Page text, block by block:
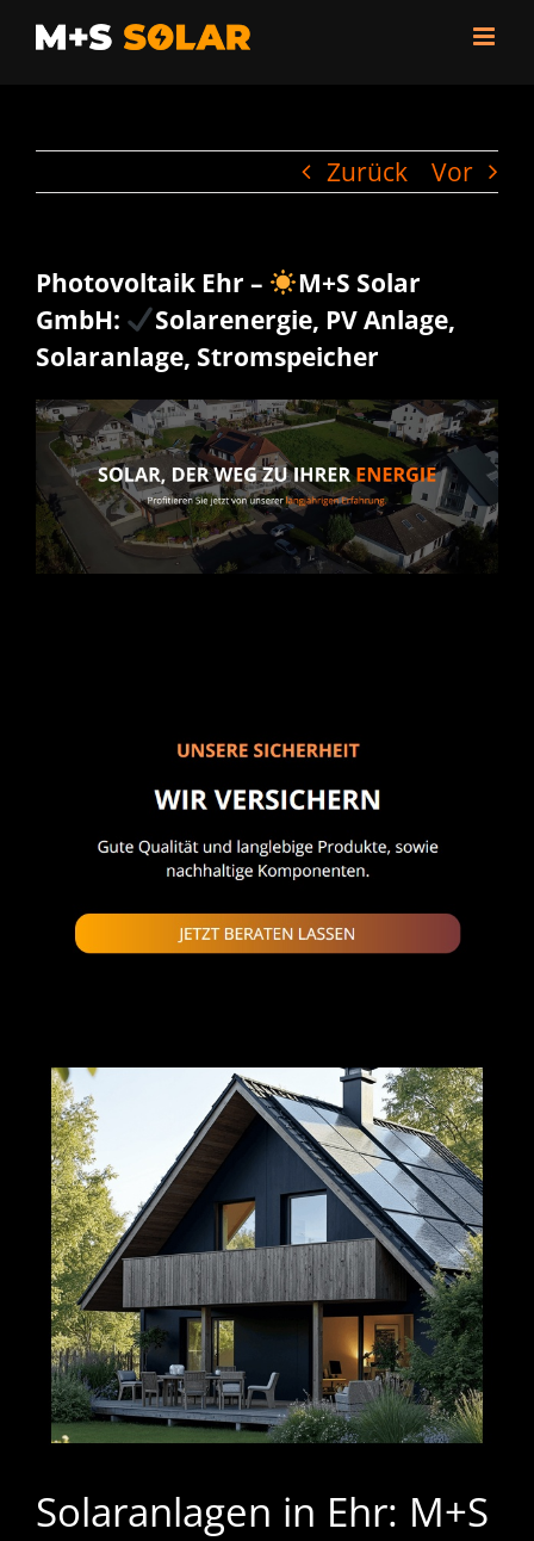
Zum
Inhalt
Zurück Vor
Photovoltaik Ehr –
M+S Solar
GmbH:
Solarenergie, PV Anlage,
Solaranlage, Stromspeicher
Solaranlagen in Ehr: M+S